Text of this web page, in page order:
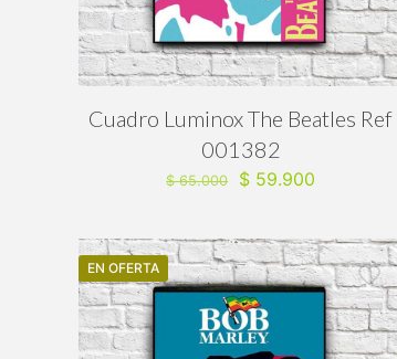
Cuadro Luminox The Beatles Ref
001382
$65.000
El
era:
$ 65.000.
$ 59.900
es:
$ 59.900.
EN OFERTA